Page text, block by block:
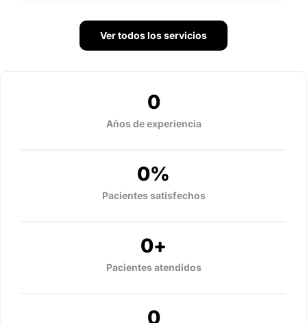
Ver todos los servicios
Años de experiencia
0
Pacientes satisfechos
0%
Pacientes atendidos
0+
0